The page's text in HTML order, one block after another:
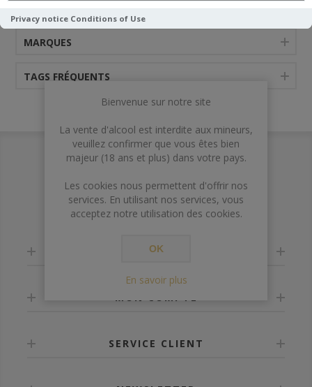
Privacy notice Conditions of Use
CATÉGORIES
MARQUES
TAGS FRÉQUENTS
INFORMATION
MON COMPTE
SERVICE CLIENT
Bienvenue sur notre site
La vente d'alcool est interdite aux mineurs,
veuillez confirmer que vous êtes bien
majeur (18 ans et plus) dans votre pays.
Les cookies nous permettent d'offrir nos
services. En utilisant nos services, vous
acceptez notre utilisation des cookies.
OK
En savoir plus